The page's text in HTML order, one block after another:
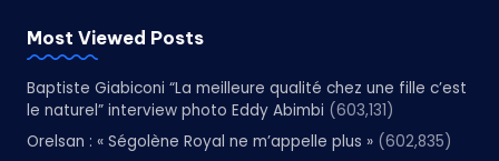
Most Viewed Posts
Baptiste Giabiconi “La meilleure qualité chez une fille c’est
le naturel” interview photo Eddy Abimbi (603,131)
Orelsan : « Ségolène Royal ne m’appelle plus » (602,835)